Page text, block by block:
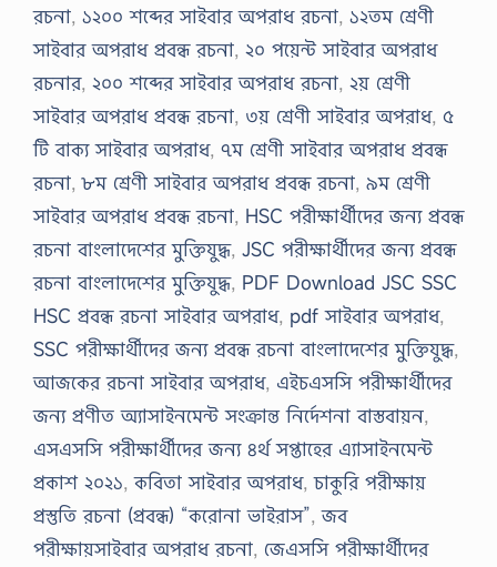
রচনা, ১২০০ শব্দের সাইবার অপরাধ রচনা, ১২তম শ্রেণী
সাইবার অপরাধ প্রবন্ধ রচনা, ২০ পয়েন্ট সাইবার অপরাধ
রচনার, ২০০ শব্দের সাইবার অপরাধ রচনা, ২য় শ্রেণী
সাইবার অপরাধ প্রবন্ধ রচনা, ৩য় শ্রেণী সাইবার অপরাধ, ৫
টি বাক্য সাইবার অপরাধ, ৭ম শ্রেণী সাইবার অপরাধ প্রবন্ধ
রচনা,৮ম শ্রেণী সাইবার অপরাধ প্রবন্ধ রচনা, ৯ম শ্রেণী
সাইবার অপরাধ প্রবন্ধ রচনা, HSC পরীক্ষার্থীদের জন্য প্রবন্ধ
রচনা বাংলাদেশের মুক্তিযুদ্ধ, JSC পরীক্ষার্থীদের জন্য প্রবন্ধ
রচনা বাংলাদেশের মুক্তিযুদ্ধ, PDF Download JSC SSC
HSC প্রবন্ধ রচনা সাইবার অপরাধ, pdf সাইবার অপরাধ,
SSC পরীক্ষার্থীদের জন্য প্রবন্ধ রচনা বাংলাদেশের মুক্তিযুদ্ধ,
আজকের রচনা সাইবার অপরাধ, এইচএসসি পরীক্ষার্থীদের
জন্য প্রণীত অ্যাসাইনমেন্ট সংক্রান্ত নির্দেশনা বাস্তবায়ন,
এসএসসি পরীক্ষার্থীদের জন্য ৪র্থ সপ্তাহের এ্যাসাইনমেন্ট
প্রকাশ ২০২১,কবিতা সাইবার অপরাধ,চাকুরি পরীক্ষায়
প্রস্তুতি রচনা (প্রবন্ধ) “করোনা ভাইরাস”,জব
পরীক্ষায়সাইবার অপরাধ রচনা, জেএসসি পরীক্ষার্থীদের